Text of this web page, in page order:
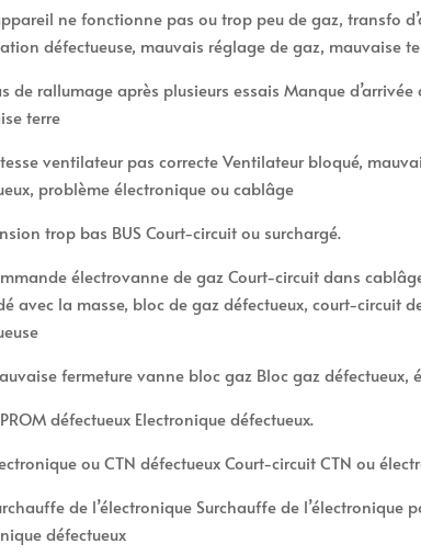
ne fonctionne pas ou trop peu de gaz, transfo
défectueuse, mauvais réglage de gaz, mauvaise
de rallumage après plusieurs essais Manque
terre
ventilateur pas correcte Ventilateur bloqué,
problème électronique ou cablâge
trop bas BUS Court-circuit ou surchargé.
électrovanne de gaz Court-circuit dans
avec la masse, bloc de gaz défectueux, court-circuit
fermeture vanne bloc gaz Bloc gaz défectueux,
défectueux Electronique défectueux.
ou CTN défectueux Court-circuit CTN ou
de l’électronique Surchauffe de l’électronique
défectueux